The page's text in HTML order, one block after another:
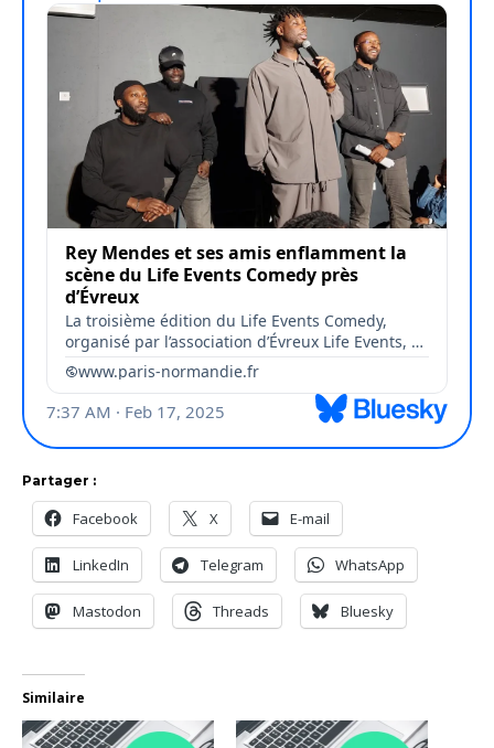
Partager :
Facebook X E-mail
LinkedIn Telegram WhatsApp
Mastodon Threads Bluesky
Similaire